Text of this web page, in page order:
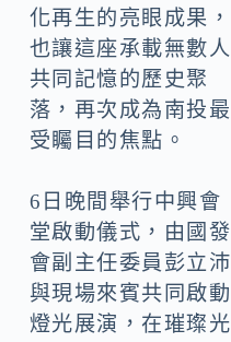
化再生的亮眼成果，
也讓這座承載無數人
共同記憶的歷史聚
落，再次成為南投最
受矚目的焦點。
6日晚間舉行中興會
堂啟動儀式，由國發
會副主任委員彭立沛
與現場來賓共同啟動
燈光展演，在璀璨光